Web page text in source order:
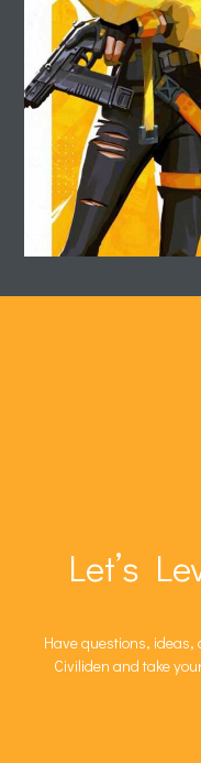
Let’s
Have questions, ideas,
Civiliden and take